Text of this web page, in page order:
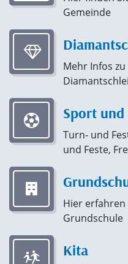
Gemeinde
Mehr Infos
Sport und
Turn- und
und Feste,
Hier
Grundschule
Kita